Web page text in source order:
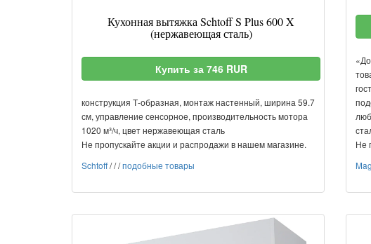
Кухонная вытяжка Schtoff S Plus 600 X
(нержавеющая сталь)
Купить за 746 RUR
конструкция Т-образная, монтаж настенный, ширина 59.7
см, управление сенсорное, производительность мотора
1020 м³/ч, цвет нержавеющая сталь
Не пропускайте акции и распродажи в нашем магазине.
Schtoff///подобные товары
Не